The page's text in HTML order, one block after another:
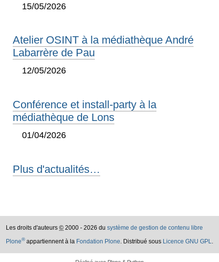
15/05/2026
Atelier OSINT à la médiathèque André
Labarrère de Pau
12/05/2026
Conférence et install-party à la
médiathèque de Lons
01/04/2026
Plus d'actualités…
Les droits d'auteurs © 2000 - 2026 du système de gestion de contenu libre
Plone®appartiennent à la Fondation Plone. Distribué sous Licence GNU GPL.